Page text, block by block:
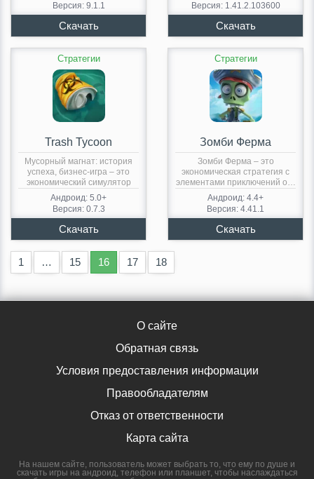
Версия: 9.1.1
Версия: 1.41.2.103600
Стратегии
Trash Tycoon
Мусорный магнат: история
успеха, бизнес-игра – это
экономический симулятор
бизнесмена,…
Андроид: 5.0+
Версия: 0.7.3
Стратегии
Зомби Ферма
Зомби Ферма – это
экономическая стратегия с
элементами приключений о…
Андроид: 4.4+
Версия: 4.41.1
1 … 15 16 17 18
О сайте
Обратная связь
Условия предоставления информации
Правообладателям
Отказ от ответственности
Карта сайта
На нашем сайте, пользователь может выбрать то, что ему по душе и
скачать игры на андроид, телефон или планшет, чтобы наслаждаться